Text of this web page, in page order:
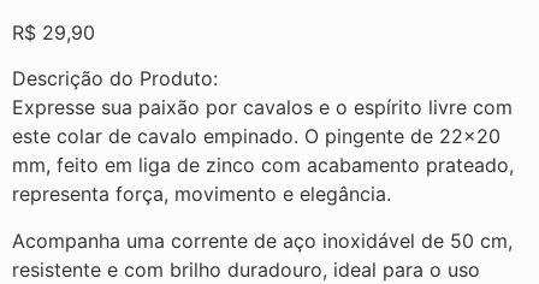
R$ 29,90
Descrição do Produto:
Expresse sua paixão por cavalos e o espírito livre com
este colar de cavalo empinado. O pingente de 22×20
mm, feito em liga de zinco com acabamento prateado,
representa força, movimento e elegância.
Acompanha uma corrente de aço inoxidável de 50 cm,
resistente e com brilho duradouro, ideal para o uso